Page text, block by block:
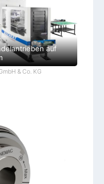
auf
& Co. KG